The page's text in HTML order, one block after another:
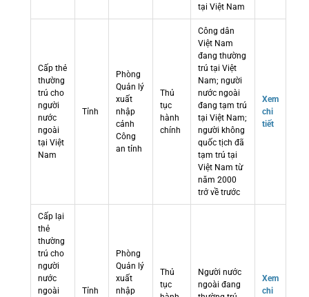
tại Việt Nam
Cấp thẻ
thường
trú cho
người
nước
ngoài
tại Việt
Nam
Tỉnh
Phòng
Quản lý
xuất
nhập
cảnh
Công
an tỉnh
Thủ
tục
hành
chính
Công dân
Việt Nam
đang thường
trú tại Việt
Nam; người
nước ngoài
đang tạm trú
tại Việt Nam;
người không
quốc tịch đã
tạm trú tại
Việt Nam từ
năm 2000
trở về trước
Xem
chi
tiết
Cấp lại
thẻ
thường
trú cho
người
nước
ngoài
Tỉnh
Phòng
Quản lý
xuất
nhập
Thủ
tục
Người nước
ngoài đang
Xem
chi